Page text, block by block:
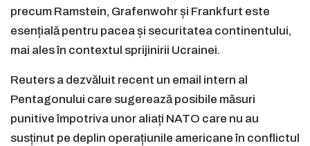
precum Ramstein, Grafenwohr și Frankfurt este
esențială pentru pacea și securitatea continentului,
mai ales în contextul sprijinirii Ucrainei.
Reuters a dezvăluit recent un email intern al
Pentagonului care sugerează posibile măsuri
punitive împotriva unor aliați NATO care nu au
susținut pe deplin operațiunile americane în conflictul